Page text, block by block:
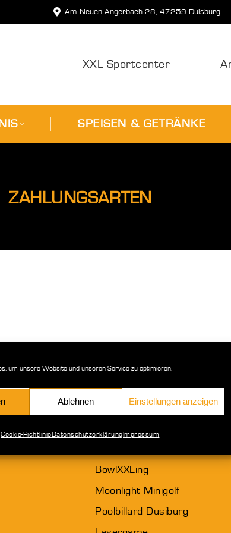
um unsere Website und unseren Service zu optimieren.
Ablehnen Einstellungen anzeigen
Cookie-RichtlinieDatenschutzerklärungImpressum
Am Neuen Angerbach 28, 47259 Duisburg
XXL Sportcenter
SPEISEN & GETRÄNKE
ZAHLUNGSARTEN
BowlXXLing
Moonlight Minigolf
Poolbillard Dusiburg
TENNIS SPEISEN &